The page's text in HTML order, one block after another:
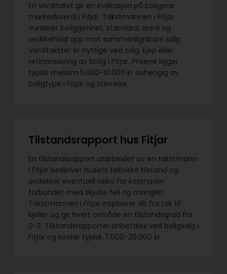
En verditakst gir en indikasjon på boligens
markedsverdi i Fitjar. Takstmannen i Fitjar
vurderer beliggenhet, standard, areal og
vedlikehold opp mot sammenlignbare salg.
Verditakster er nyttige ved salg, kjøp eller
refinansiering av bolig i Fitjar. Prisene ligger
typisk mellom 5.000-10.000 kr avhengig av
boligtype i Fitjar og størrelse.
Tilstandsrapport hus Fitjar
En tilstandsrapport utarbeidet av en takstmann
i Fitjar beskriver husets tekniske tilstand og
avdekker eventuell risiko for kostnader
forbundet med skjulte feil og mangler.
Takstmannen i Fitjar inspiserer alt fra tak til
kjeller og gir hvert område en tilstandsgrad fra
0-3. Tilstandsrapporter anbefales ved boligsalg i
Fitjar og koster typisk 7.000-20.000 kr.